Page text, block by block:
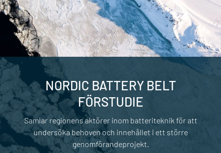
NORDIC BATTERY BELT
FÖRSTUDIE
Samlar regionens aktörer inom batteriteknik för att
undersöka behoven och innehållet i ett större
genomförandeprojekt.